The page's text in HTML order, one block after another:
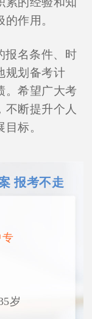
作用。
报名条件、时
规划备考计
。希望广大考
不断提升个人
标。
报考不走
专
岁